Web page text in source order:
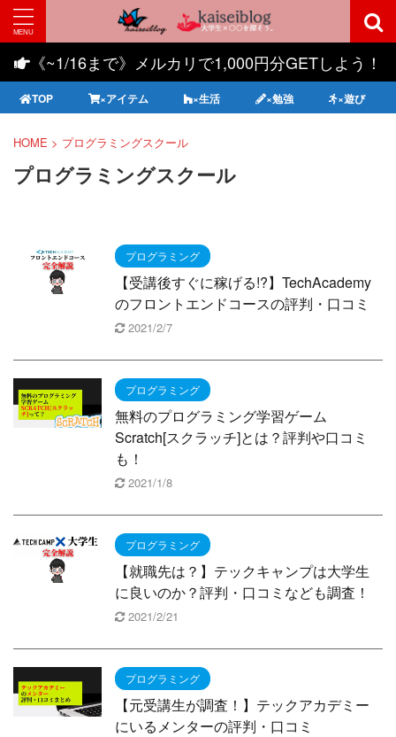
《~1/16まで》メルカリで1,000円分GETしよう！
TOP ×アイテム ×生活 ×勉強 ×遊び
HOME > プログラミングスクール
プログラミングスクール
プログラミング
【受講後すぐに稼げる!?】TechAcademy
のフロントエンドコースの評判・口コミ
2021/2/7
プログラミング
無料のプログラミング学習ゲーム
Scratch[スクラッチ]とは？評判や口コミ
も！
2021/1/8
プログラミング
【就職先は？】テックキャンプは大学生
に良いのか？評判・口コミなども調査！
2021/2/21
プログラミング
【元受講生が調査！】テックアカデミー
にいるメンターの評判・口コミ